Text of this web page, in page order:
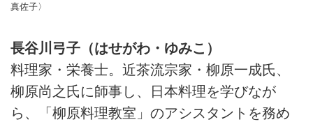
真佐子〉
長谷川弓子（はせがわ・ゆみこ）
料理家・栄養士。近茶流宗家・柳原一成氏、
柳原尚之氏に師事し、日本料理を学びなが
ら、「柳原料理教室」のアシスタントを務め